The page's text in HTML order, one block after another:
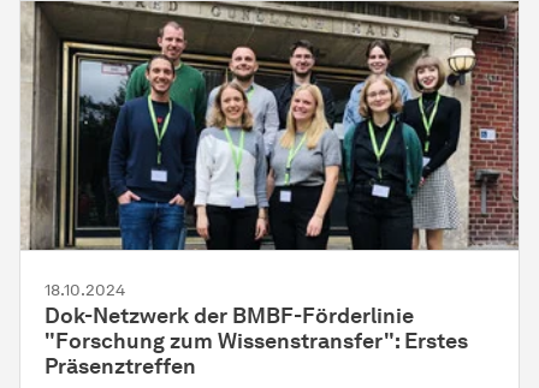
18.10.2024
Dok-Netzwerk der BMBF-Förderlinie
"Forschung zum Wissenstransfer": Erstes
Präsenztreffen